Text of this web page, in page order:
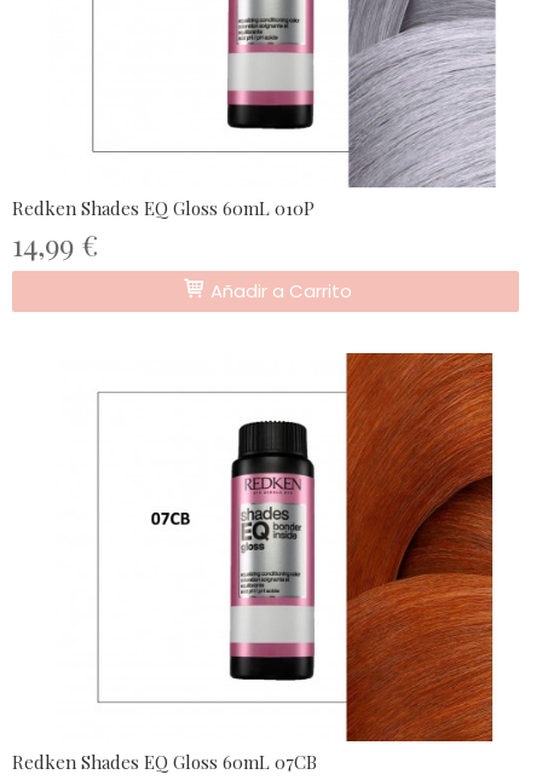
Redken Shades EQ Gloss 60mL 010P
14,99 €
Añadir a Carrito
Redken Shades EQ Gloss 60mL 07CB